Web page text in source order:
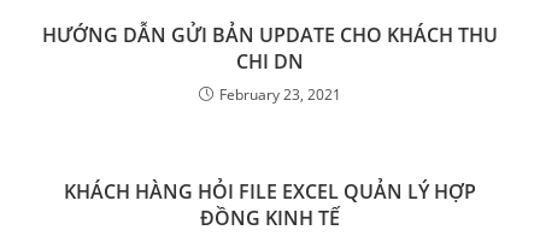
HƯỚNG DẪN GỬI BẢN UPDATE CHO KHÁCH THU
CHI DN
February 23, 2021
KHÁCH HÀNG HỎI FILE EXCEL QUẢN LÝ HỢP
ĐỒNG KINH TẾ